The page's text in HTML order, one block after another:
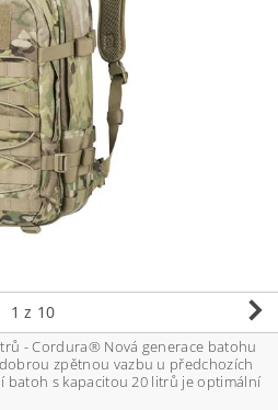
1 z 10
generace batohu
zpětnou vazbu u předchozích
batoh s kapacitou 20 litrů je optimální